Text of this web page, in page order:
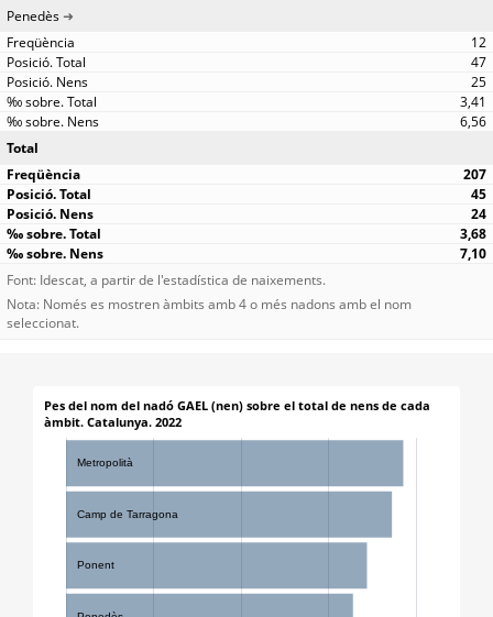
Penedès
12
47
25
3,41
6,56
Total
207
45
24
3,68
7,10
Font: Idescat, a partir de l'estadística de naixements.
Nota: Només es mostren àmbits amb 4 o més nadons amb el nom
seleccionat.